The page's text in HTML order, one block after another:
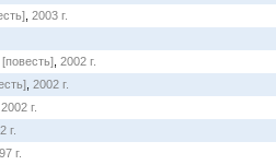
2003 г.
[повесть] 2002 г.
2002 г.
2002 г.
г.
г.